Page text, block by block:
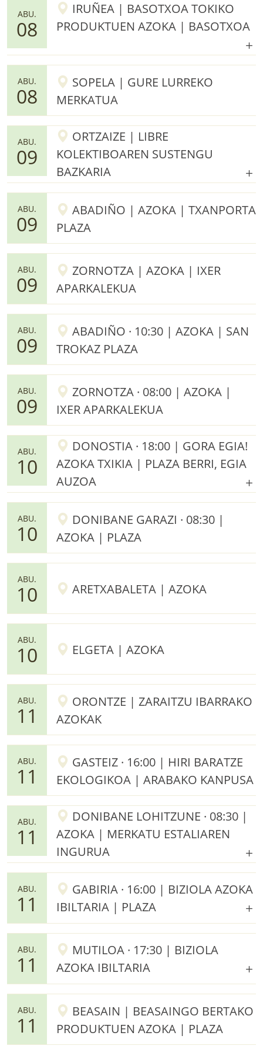
ABU.
08
IRUÑEA | BASOTXOA TOKIKO
PRODUKTUEN AZOKA | BASOTXOA
ABU.
08
SOPELA | GURE LURREKO
MERKATUA
ABU.
09
ORTZAIZE | LIBRE
KOLEKTIBOAREN SUSTENGU
BAZKARIA
ABU.
09
ABADIÑO | AZOKA | TXANPORTA
PLAZA
ABU.
09
ZORNOTZA | AZOKA | IXER
APARKALEKUA
ABU.
09
ABADIÑO · 10:30 | AZOKA | SAN
TROKAZ PLAZA
ABU.
09
ZORNOTZA · 08:00 | AZOKA |
IXER APARKALEKUA
ABU.
10
DONOSTIA · 18:00 | GORA EGIA!
AZOKA TXIKIA | PLAZA BERRI, EGIA
AUZOA
ABU.
10
DONIBANE GARAZI · 08:30 |
AZOKA | PLAZA
ABU.
10 ARETXABALETA | AZOKA
ABU.
10 ELGETA | AZOKA
ABU.
11
ORONTZE | ZARAITZU IBARRAKO
AZOKAK
ABU.
11
GASTEIZ · 16:00 | HIRI BARATZE
EKOLOGIKOA | ARABAKO KANPUSA
ABU.
11
DONIBANE LOHITZUNE · 08:30 |
AZOKA | MERKATU ESTALIAREN
INGURUA
ABU.
11
GABIRIA · 16:00 | BIZIOLA AZOKA
IBILTARIA | PLAZA
ABU.
11
MUTILOA · 17:30 | BIZIOLA
AZOKA IBILTARIA
ABU.
11
BEASAIN | BEASAINGO BERTAKO
PRODUKTUEN AZOKA | PLAZA